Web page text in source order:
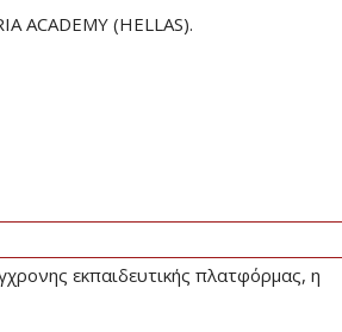
ACADEMY (HELLAS).
εκπαιδευτικής πλατφόρμας, η